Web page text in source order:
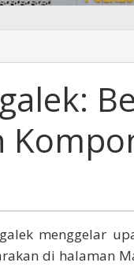
menggelar
di halaman